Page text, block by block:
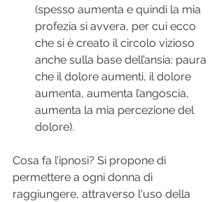
(spesso aumenta e quindi la mia
profezia si avvera, per cui ecco
che si è creato il circolo vizioso
anche sulla base dell’ansia: paura
che il dolore aumenti, il dolore
aumenta, aumenta l’angoscia,
aumenta la mia percezione del
dolore).
Cosa fa l’ipnosi? Si propone di
permettere a ogni donna di
raggiungere, attraverso l'uso della